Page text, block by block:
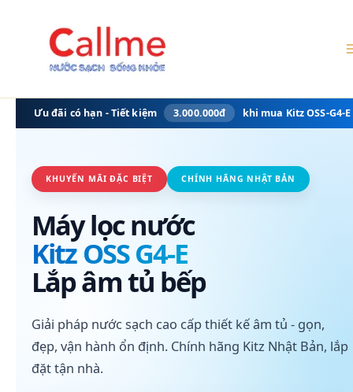
Ưu đãi có hạn - Tiết kiệm 3.000.000đ khi mua Kitz OSS-G4-E
KHUYẾN MÃI ĐẶC BIỆT CHÍNH HÃNG NHẬT BẢN
Máy lọc nước
Kitz OSS G4-E
Lắp âm tủ bếp
Giải pháp nước sạch cao cấp thiết kế âm tủ - gọn,
đẹp, vận hành ổn định. Chính hãng Kitz Nhật Bản, lắp
đặt tận nhà.